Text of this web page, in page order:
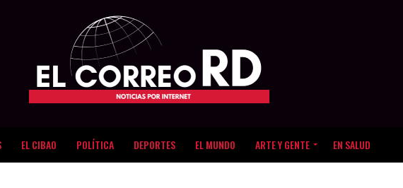
EL CIBAO POLÍTICA DEPORTES EL MUNDO ARTE Y GENTE EN SALUD